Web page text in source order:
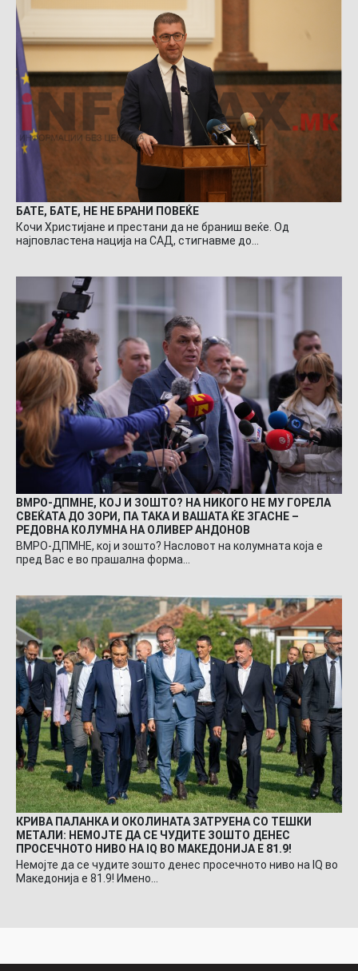
БАТЕ, БАТЕ, НЕ НЕ БРАНИ ПОВЕЌЕ
Кочи Христијане и престани да не браниш веќе. Од
најповластена нација на САД, стигнавме до…
ВМРО-ДПМНЕ, КОЈ И ЗОШТО? НА НИКОГО НЕ МУ ГОРЕЛА
СВЕЌАТА ДО ЗОРИ, ПА ТАКА И ВАШАТА ЌЕ ЗГАСНЕ –
РЕДОВНА КОЛУМНА НА ОЛИВЕР АНДОНОВ
ВМРО-ДПМНЕ, кој и зошто? Насловот на колумната која е
пред Вас е во прашална форма…
КРИВА ПАЛАНКА И ОКОЛИНАТА ЗАТРУЕНА СО ТЕШКИ
МЕТАЛИ: НЕМОЈТЕ ДА СЕ ЧУДИТЕ ЗОШТО ДЕНЕС
ПРОСЕЧНОТО НИВО НА IQ ВО МАКЕДОНИЈА Е 81.9!
Немојте да се чудите зошто денес просечното ниво на IQ во
Македонија е 81.9! Имено…